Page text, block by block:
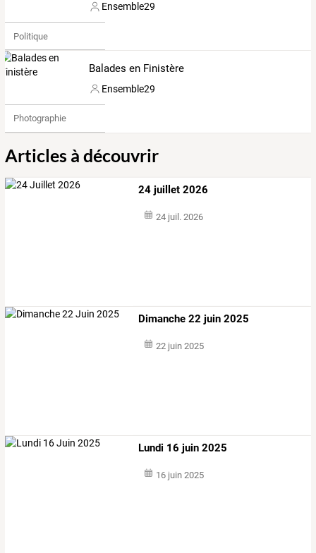
Ensemble29
Politique
Balades en Finistère
Ensemble29
Photographie
Articles à découvrir
24 juillet 2026
24 juil. 2026
Dimanche 22 juin 2025
22 juin 2025
Lundi 16 juin 2025
16 juin 2025